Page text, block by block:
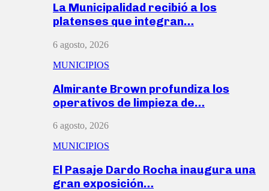
La Municipalidad recibió a los
platenses que integran…
6 agosto, 2026
MUNICIPIOS
Almirante Brown profundiza los
operativos de limpieza de…
6 agosto, 2026
MUNICIPIOS
El Pasaje Dardo Rocha inaugura una
gran exposición…